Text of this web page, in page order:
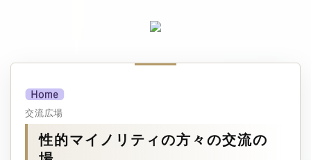
交流広場
性的マイノリティの方々の交流の